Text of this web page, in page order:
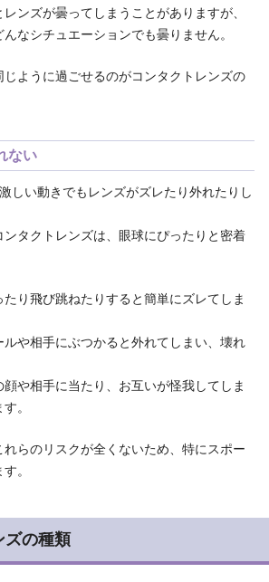
ンズが曇ってしまうことがありますが、
なシチュエーションでも曇りません。
じように過ごせるのがコンタクトレンズの
ない
しい動きでもレンズがズレたり外れたりし
ンタクトレンズは、眼球にぴったりと密着
り飛び跳ねたりすると簡単にズレてしま
ルや相手にぶつかると外れてしまい、壊れ
や相手に当たり、お互いが怪我してしま
。
れらのリスクが全くないため、特にスポー
。
ズの種類